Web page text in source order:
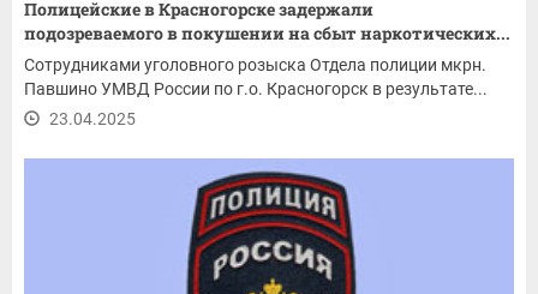
Полицейские в Красногорске задержали
подозреваемого в покушении на сбыт наркотических...
Сотрудниками уголовного розыска Отдела полиции мкрн.
Павшино УМВД России по г.о. Красногорск в результате...
23.04.2025